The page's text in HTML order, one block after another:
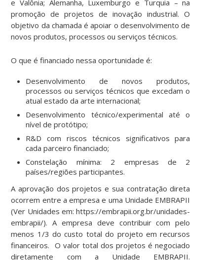
e Valônia; Alemanha, Luxemburgo e Turquia – na
promoção de projetos de inovação industrial. O
objetivo da chamada é apoiar o desenvolvimento de
novos produtos, processos ou serviços técnicos.
O que é financiado nessa oportunidade é:
Desenvolvimento de novos produtos,
processos ou serviços técnicos que excedam o
atual estado da arte internacional;
Desenvolvimento técnico/experimental até o
nível de protótipo;
R&D com riscos técnicos significativos para
cada parceiro financiado;
Constelação mínima: 2 empresas de 2
países/regiões participantes.
A aprovação dos projetos e sua contratação direta
ocorrem entre a empresa e uma Unidade EMBRAPII
(Ver Unidades em: https://embrapii.org.br/unidades-
embrapii/). A empresa deve contribuir com pelo
menos 1/3 do custo total do projeto em recursos
financeiros. O valor total dos projetos é negociado
diretamente com a Unidade EMBRAPII.